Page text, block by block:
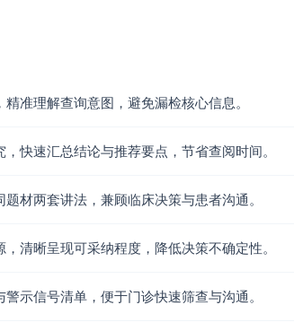
准理解查询意图，避免漏检核心信息。
快速汇总结论与推荐要点，节省查阅时间。
材两套讲法，兼顾临床决策与患者沟通。
清晰呈现可采纳程度，降低决策不确定性。
示信号清单，便于门诊快速筛查与沟通。